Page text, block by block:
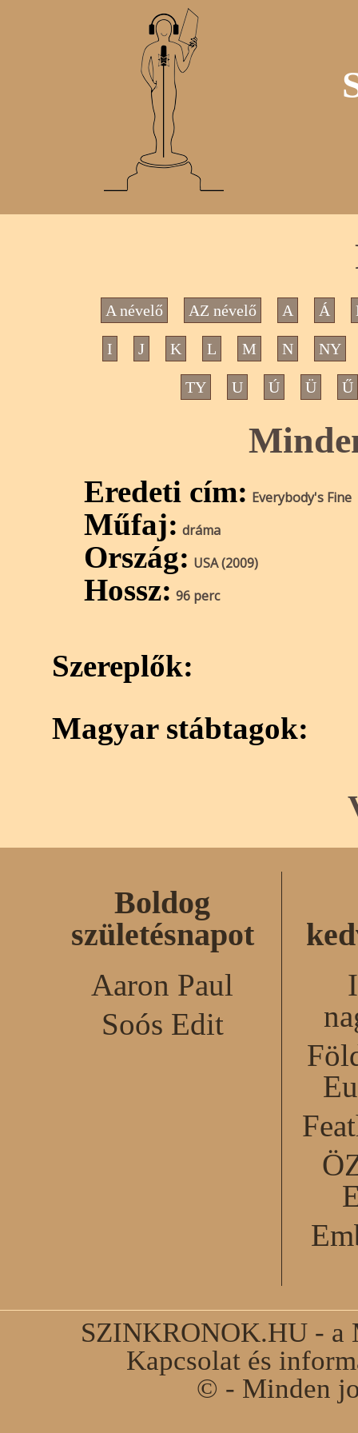
A névelő AZ névelő A Á
I J K L M N NY
TY U Ú Ü Ű
Eredeti cím: Everybody's Fine
Műfaj: dráma
Ország: USA (2009)
Hossz: 96 perc
Szereplők:
Magyar stábtagok:
Boldog
születésnapot
Aaron Paul
Soós Edit
SZINKRONOK.HU - a
Kapcsolat és
© - Minden